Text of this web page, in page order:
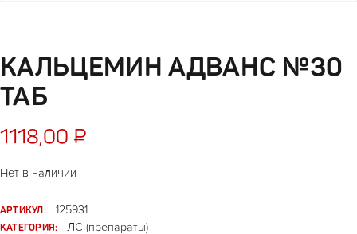
КАЛЬЦЕМИН АДВАНС №30
ТАБ
1118,00 ₽
Нет в наличии
АРТИКУЛ:
125931
КАТЕГОРИЯ:
ЛС (препараты)